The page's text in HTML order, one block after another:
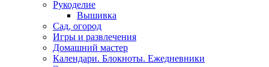
Рукоделие
Вышивка
Сад, огород
Игры и развлечения
Домашний мастер
Календари. Блокноты. Ежедневники